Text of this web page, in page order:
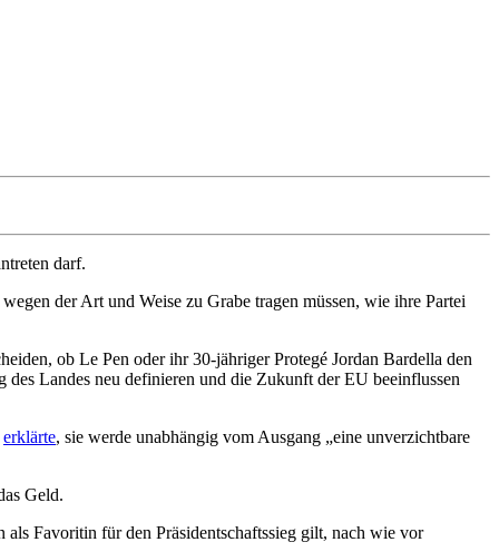
darf.
der Art und Weise zu Grabe tragen müssen, wie ihre Partei
ob Le Pen oder ihr 30-jähriger Protegé Jordan Bardella den
Landes neu definieren und die Zukunft der EU beeinflussen
erklärte, sie werde unabhängig vom Ausgang „eine unverzichtbare
Geld.
Favoritin für den Präsidentschaftssieg gilt, nach wie vor